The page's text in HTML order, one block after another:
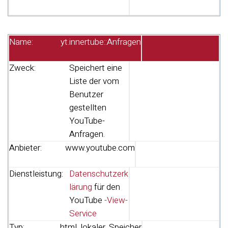
Name: yt.innertube::Anfragen
Zweck:
Speichert eine
Liste der vom
Benutzer
gestellten
YouTube-
Anfragen.
Anbieter:
www.youtube.com
Dienstleistung: Datenschutzerk
lärung für den
YouTube -View-
Service